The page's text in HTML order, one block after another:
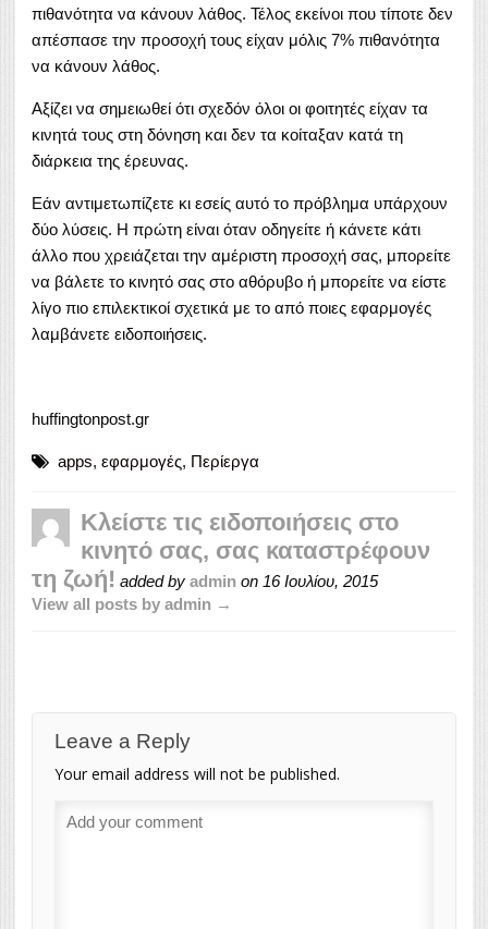
πιθανότητα να κάνουν λάθος. Τέλος εκείνοι που τίποτε δεν
απέσπασε την προσοχή τους είχαν μόλις 7% πιθανότητα
να κάνουν λάθος.
Αξίζει να σημειωθεί ότι σχεδόν όλοι οι φοιτητές είχαν τα
κινητά τους στη δόνηση και δεν τα κοίταξαν κατά τη
διάρκεια της έρευνας.
Εάν αντιμετωπίζετε κι εσείς αυτό το πρόβλημα υπάρχουν
δύο λύσεις. Η πρώτη είναι όταν οδηγείτε ή κάνετε κάτι
άλλο που χρειάζεται την αμέριστη προσοχή σας, μπορείτε
να βάλετε το κινητό σας στο αθόρυβο ή μπορείτε να είστε
λίγο πιο επιλεκτικοί σχετικά με το από ποιες εφαρμογές
λαμβάνετε ειδοποιήσεις.
huffingtonpost.gr
apps, εφαρμογές, Περίεργα
Κλείστε τις ειδοποιήσεις στο
κινητό σας, σας καταστρέφουν
τη ζωή! added by admin on 16 Ιουλίου, 2015
View all posts by admin →
Leave a Reply
Your email address will not be published.